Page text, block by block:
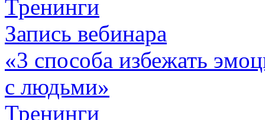
Тренинги
Запись вебинара
«3 способа избежать
с людьми»
Тренинги